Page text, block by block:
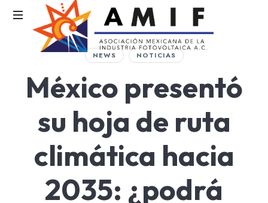
AMIF
Mexicana
de
Fotovoltaica
NEWS NOTICIAS
México presentó
su hoja de ruta
climática hacia
2035: ¿podrá